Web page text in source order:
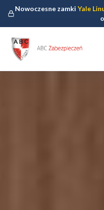
Nowoczesne zamkiYale